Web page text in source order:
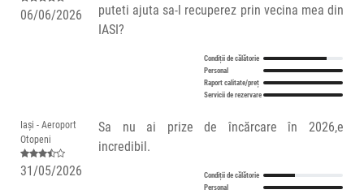
06/06/2026
puteti ajuta sa-l recuperez prin vecina mea din
IASI?
Condiții de călătorie
Personal
Raport calitate/preț
Servicii de rezervare
Iași - Aeroport
Otopeni
31/05/2026
Sa nu ai prize de încărcare în 2026,e
incredibil.
Condiții de călătorie
Personal